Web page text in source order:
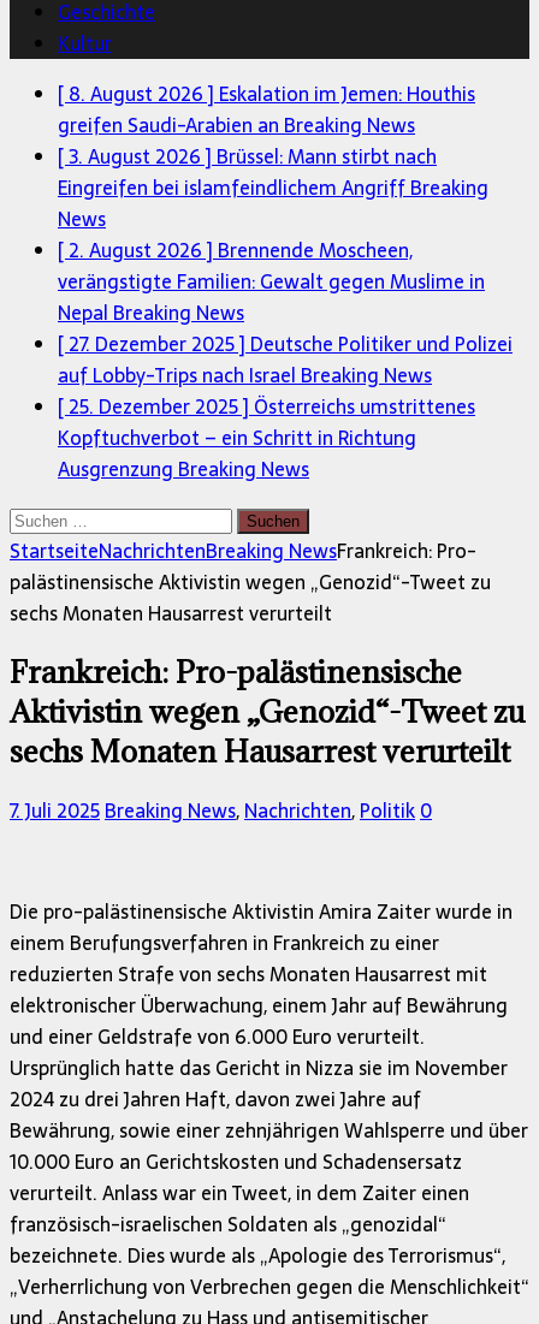
Geschichte
Kultur
[ 8. August 2026 ] Eskalation im Jemen: Houthis
greifen Saudi-Arabien an Breaking News
[ 3. August 2026 ] Brüssel: Mann stirbt nach
Eingreifen bei islamfeindlichem AngriffBreaking
News
[ 2. August 2026 ] Brennende Moscheen,
verängstigte Familien: Gewalt gegen Muslime in
Nepal Breaking News
[ 27. Dezember 2025 ] Deutsche Politiker und Polizei
auf Lobby-Trips nach Israel Breaking News
[ 25. Dezember 2025 ] Österreichs umstrittenes
Kopftuchverbot – ein Schritt in Richtung
Ausgrenzung Breaking News
Suchen
nach:
StartseiteNachrichtenBreaking NewsFrankreich: Pro-
palästinensische Aktivistin wegen „Genozid“-Tweet zu
sechs Monaten Hausarrest verurteilt
Frankreich: Pro-palästinensische
Aktivistin wegen „Genozid“-Tweet zu
sechs Monaten Hausarrest verurteilt
7. Juli 2025Breaking News,Nachrichten,Politik0
Die pro-palästinensische Aktivistin Amira Zaiter wurde in
einem Berufungsverfahren in Frankreich zu einer
reduzierten Strafe von sechs Monaten Hausarrest mit
elektronischer Überwachung, einem Jahr auf Bewährung
und einer Geldstrafe von 6.000 Euro verurteilt.
Ursprünglich hatte das Gericht in Nizza sie im November
2024 zu drei Jahren Haft, davon zwei Jahre auf
Bewährung, sowie einer zehnjährigen Wahlsperre und über
10.000 Euro an Gerichtskosten und Schadensersatz
verurteilt. Anlass war ein Tweet, in dem Zaiter einen
französisch-israelischen Soldaten als „genozidal“
bezeichnete. Dies wurde als „Apologie des Terrorismus“,
„Verherrlichung von Verbrechen gegen die Menschlichkeit“